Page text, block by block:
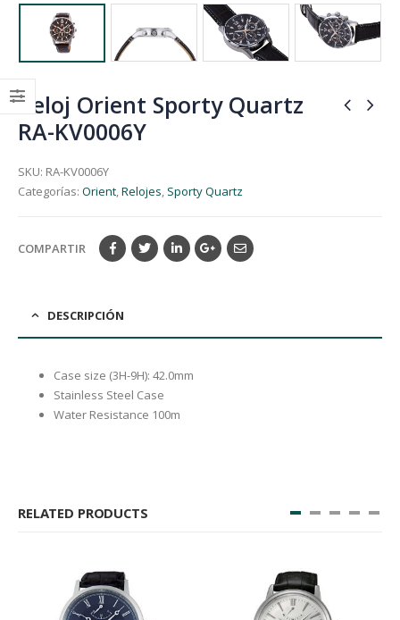
Reloj Orient Sporty Quartz
RA-KV0006Y
SKU: RA-KV0006Y
Categorías: Orient,Relojes, Sporty Quartz
COMPARTIR
DESCRIPCIÓN
Case size (3H-9H): 42.0mm
Stainless Steel Case
Water Resistance 100m
RELATED PRODUCTS